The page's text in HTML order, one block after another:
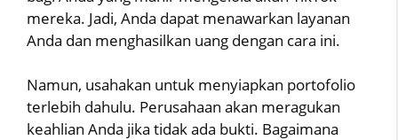
mereka. Jadi, Anda dapat menawarkan layanan
Anda dan menghasilkan uang dengan cara ini.
Namun, usahakan untuk menyiapkan portofolio
terlebih dahulu. Perusahaan akan meragukan
keahlian Anda jika tidak ada bukti. Bagaimana